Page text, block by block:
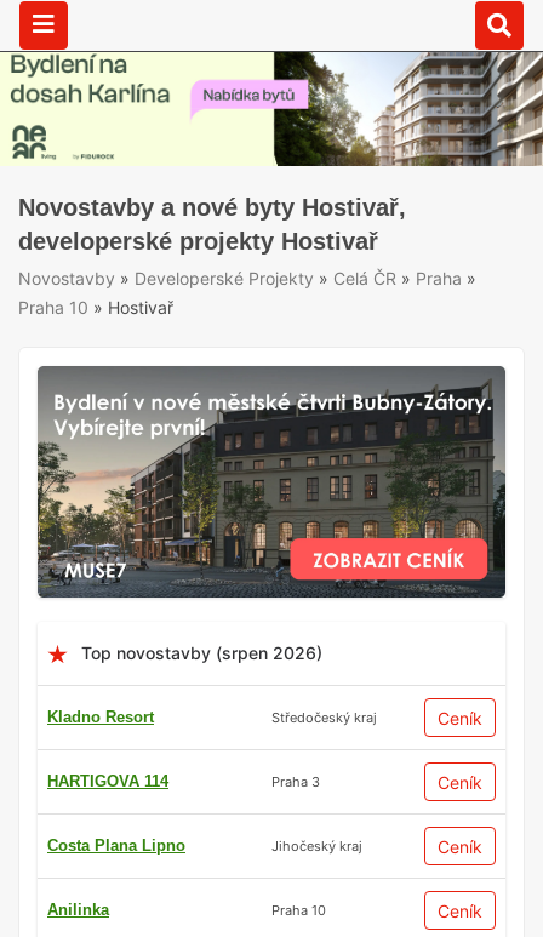
Novostavby a nové byty Hostivař,
developerské projekty Hostivař
Novostavby » Developerské Projekty » Celá ČR » Praha »
Praha 10 » Hostivař
Top novostavby (srpen 2026)
Kladno Resort Středočeský kraj Ceník
HARTIGOVA 114 Praha 3 Ceník
Costa Plana Lipno Jihočeský kraj Ceník
Anilinka Praha 10 Ceník